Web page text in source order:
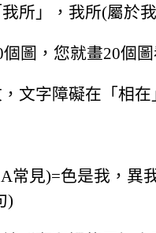
我所」，我所(屬於
圖，您就畫20個
文字障礙在「相
常見)=色是我，異
)